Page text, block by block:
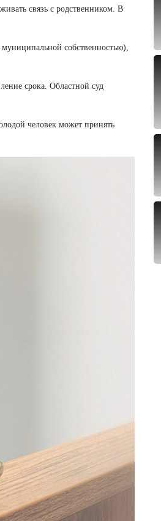
связь с родственником. В
собственностью),
срока. Областной суд
человек может принять